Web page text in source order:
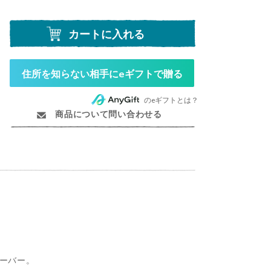
カートに入れる
住所を知らない相手にeギフトで贈る
のeギフトとは？
商品について問い合わせる
バー。